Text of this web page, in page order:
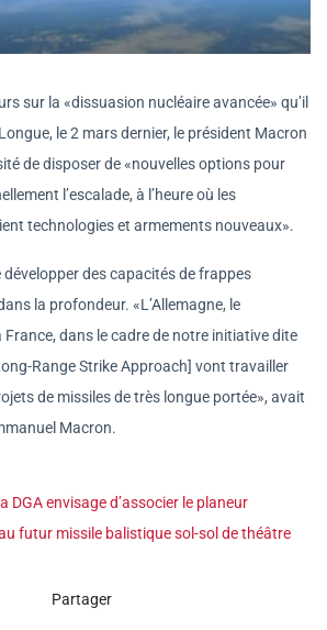
sur la «dissuasion nucléaire avancée» qu’il
le 2 mars dernier, le président Macron
de disposer de «nouvelles options pour
l’escalade, à l’heure où les
technologies et armements nouveaux».
développer des capacités de frappes
la profondeur. «L’Allemagne, le
France, dans le cadre de notre initiative dite
Range Strike Approach] vont travailler
de missiles de très longue portée», avait
Macron.
DGA envisage d’associer le planeur
futur missile balistique sol-sol de théâtre
Partager